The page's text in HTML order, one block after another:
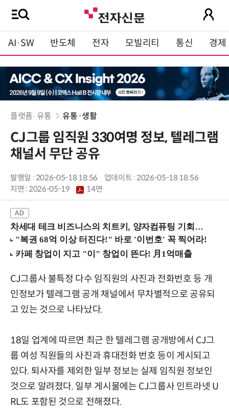
AI·SW 반도체 전자 모빌리티 통신 경제
플랫폼·유통 유통·생활
CJ그룹 임직원 330여명 정보, 텔레그램
채널서 무단 공유
발행일 : 2026-05-18 18:56
업데이트 : 2026-05-18 18:56
지면 :2026-05-19 14면
차세대 테크 비즈니스의 치트키, 양자컴퓨팅 기회를 선점하라! (8/28 강남역)
CJ그룹사 불특정 다수 임직원의 사진과 전화번호 등 개
인정보가 텔레그램 공개 채널에서 무차별적으로 공유되
고 있는 것으로 나타났다.
18일 업계에 따르면 최근 한 텔레그램 공개방에서 CJ그
룹 여성 직원들의 사진과 휴대전화 번호 등이 게시되고
있다. 퇴사자를 제외한 일부 정보는 실제 임직원 정보인
것으로 알려졌다. 일부 게시물에는 CJ그룹사 인트라넷 U
RL도 포함된 것으로 전해졌다.